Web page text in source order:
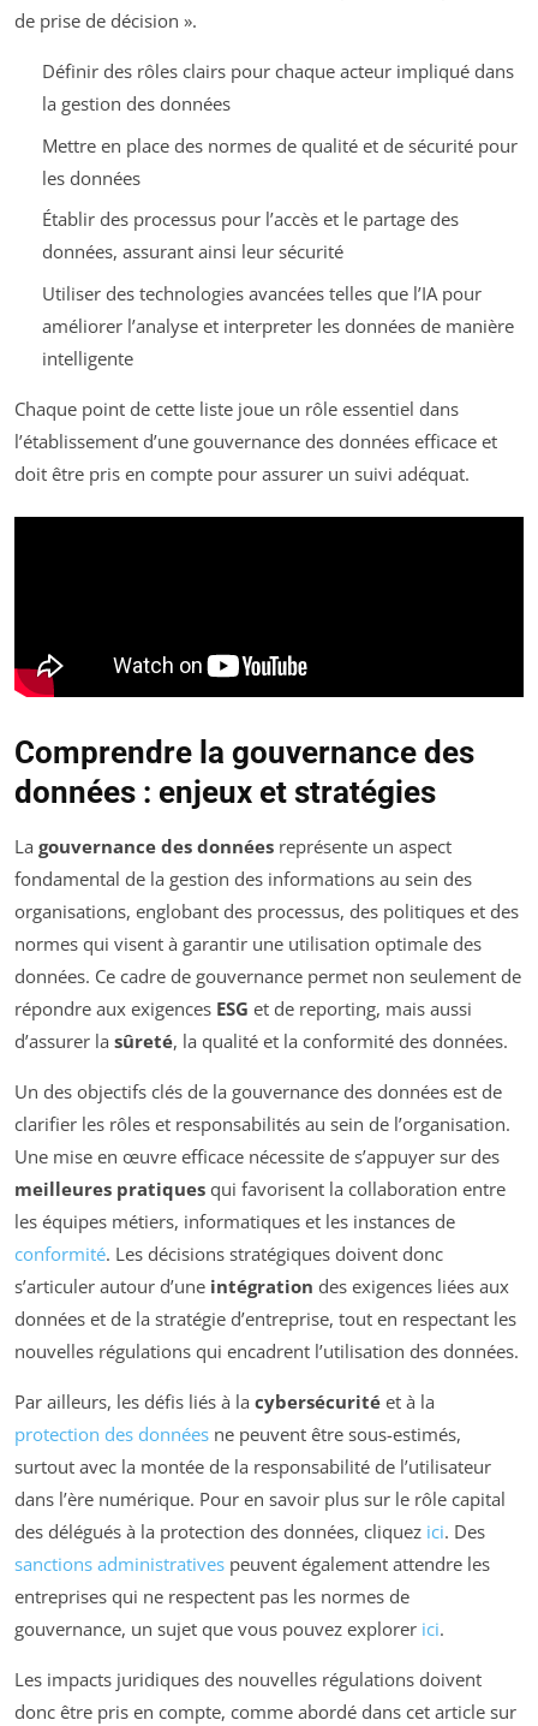
de prise de décision ».
Définir des rôles clairs pour chaque acteur impliqué dans
la gestion des données
Mettre en place des normes de qualité et de sécurité pour
les données
Établir des processus pour l’accès et le partage des
données, assurant ainsi leur sécurité
Utiliser des technologies avancées telles que l’IA pour
améliorer l’analyse et interpreter les données de manière
intelligente
Chaque point de cette liste joue un rôle essentiel dans
l’établissement d’une gouvernance des données efficace et
doit être pris en compte pour assurer un suivi adéquat.
Comprendre la gouvernance des
données : enjeux et stratégies
La gouvernance des données représente un aspect
fondamental de la gestion des informations au sein des
organisations, englobant des processus, des politiques et des
normes qui visent à garantir une utilisation optimale des
données. Ce cadre de gouvernance permet non seulement de
répondre aux exigences ESG et de reporting, mais aussi
d’assurer la sûreté, la qualité et la conformité des données.
Un des objectifs clés de la gouvernance des données est de
clarifier les rôles et responsabilités au sein de l’organisation.
Une mise en œuvre efficace nécessite de s’appuyer sur des
meilleures pratiques qui favorisent la collaboration entre
les équipes métiers, informatiques et les instances de
conformité. Les décisions stratégiques doivent donc
s’articuler autour d’une intégration des exigences liées aux
données et de la stratégie d’entreprise, tout en respectant les
nouvelles régulations qui encadrent l’utilisation des données.
Par ailleurs, les défis liés à la cybersécurité et à la
protection des données ne peuvent être sous-estimés,
surtout avec la montée de la responsabilité de l’utilisateur
dans l’ère numérique. Pour en savoir plus sur le rôle capital
des délégués à la protection des données, cliquez ici. Des
sanctions administratives peuvent également attendre les
entreprises qui ne respectent pas les normes de
gouvernance, un sujet que vous pouvez explorer ici.
Les impacts juridiques des nouvelles régulations doivent
donc être pris en compte, comme abordé dans cet article sur